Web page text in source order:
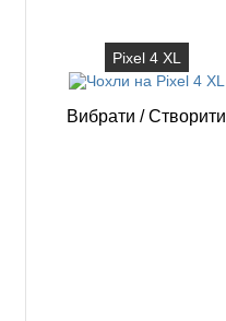
Pixel 4 XL
Вибрати / Створити